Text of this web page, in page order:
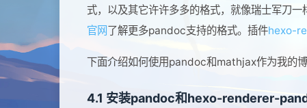
式，以及其它许许多多的格式，就像瑞士军刀
官网了解更多pandoc支持的格式。插件hexo-
下面介绍如何使用pandoc和mathjax作为我的博
4.1 安装pandoc和hexo-renderer-